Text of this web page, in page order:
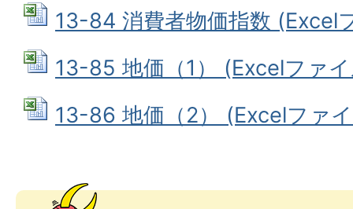
13-84 消費者物価指数 (Excel
13-85 地価（1） (Excelファ
13-86 地価（2） (Excelファ